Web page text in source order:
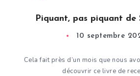
Piquant, pas piquant de
10 septembre
Cela fait près d’un mois que nous
découvrir ce livre de